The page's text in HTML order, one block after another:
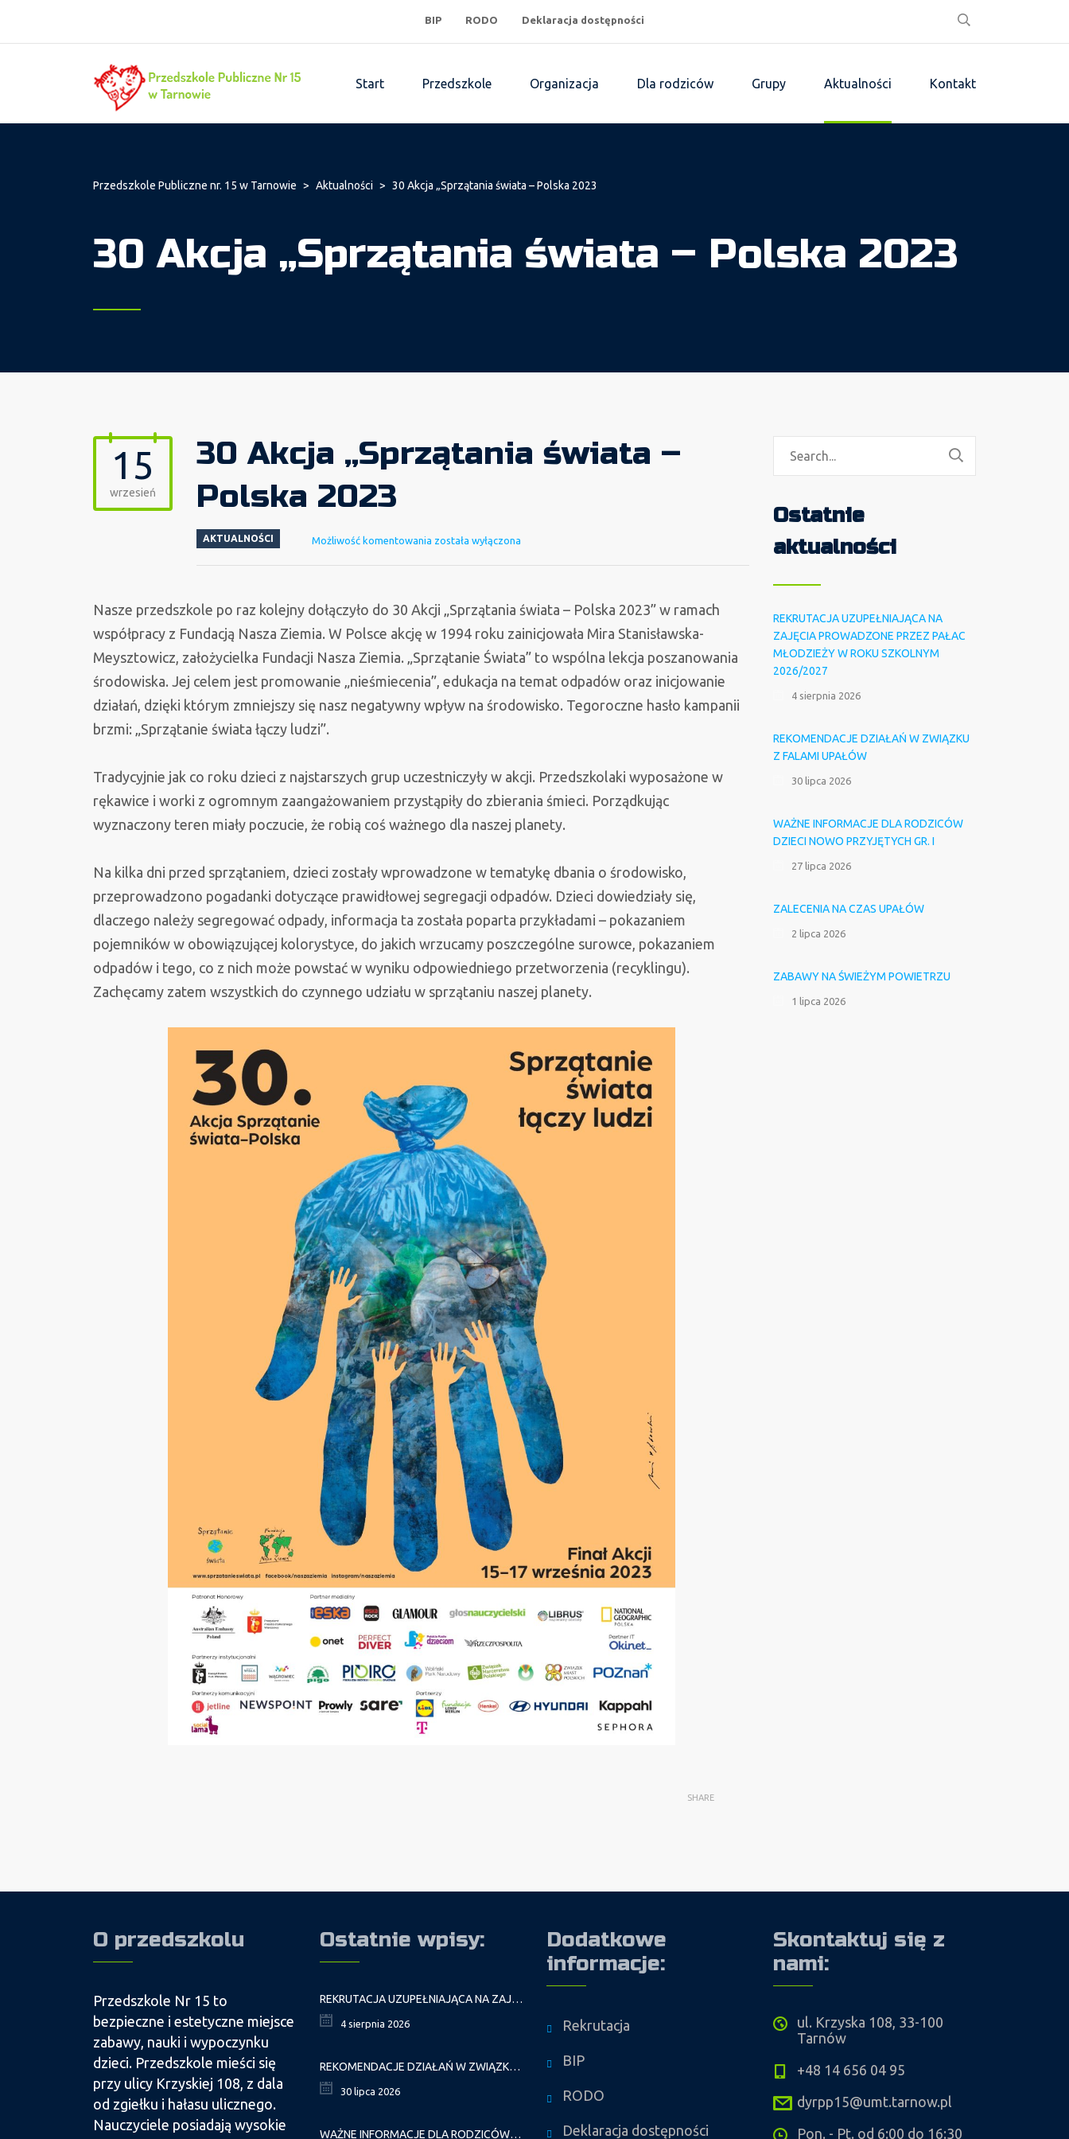
BIP RODO Deklaracja dostępności
Start Przedszkole Organizacja Dla rodziców Grupy Aktualności Kontakt
Przedszkole Publiczne nr. 15 w Tarnowie > Aktualności > 30 Akcja „Sprzątania świata – Polska 2023
30 Akcja „Sprzątania świata – Polska 2023
15
wrzesień
30 Akcja „Sprzątania świata –
Polska 2023
AKTUALNOŚCI Możliwość komentowania 30
świata
–
Polska
2023
została wyłączona
Nasze przedszkole po raz kolejny dołączyło do 30 Akcji „Sprzątania świata – Polska 2023” w ramach
współpracy z Fundacją Nasza Ziemia. W Polsce akcję w 1994 roku zainicjowała Mira Stanisławska-
Meysztowicz, założycielka Fundacji Nasza Ziemia. „Sprzątanie Świata” to wspólna lekcja poszanowania
środowiska. Jej celem jest promowanie „nieśmiecenia”, edukacja na temat odpadów oraz inicjowanie
działań, dzięki którym zmniejszy się nasz negatywny wpływ na środowisko. Tegoroczne hasło kampanii
brzmi: „Sprzątanie świata łączy ludzi”.
Tradycyjnie jak co roku dzieci z najstarszych grup uczestniczyły w akcji. Przedszkolaki wyposażone w
rękawice i worki z ogromnym zaangażowaniem przystąpiły do zbierania śmieci. Porządkując
wyznaczony teren miały poczucie, że robią coś ważnego dla naszej planety.
Na kilka dni przed sprzątaniem, dzieci zostały wprowadzone w tematykę dbania o środowisko,
przeprowadzono pogadanki dotyczące prawidłowej segregacji odpadów. Dzieci dowiedziały się,
dlaczego należy segregować odpady, informacja ta została poparta przykładami – pokazaniem
pojemników w obowiązującej kolorystyce, do jakich wrzucamy poszczególne surowce, pokazaniem
odpadów i tego, co z nich może powstać w wyniku odpowiedniego przetworzenia (recyklingu).
Zachęcamy zatem wszystkich do czynnego udziału w sprzątaniu naszej planety.
SHARE
Ostatnie
aktualności
REKRUTACJA UZUPEŁNIAJĄCA NA
ZAJĘCIA PROWADZONE PRZEZ PAŁAC
MŁODZIEŻY W ROKU SZKOLNYM
2026/2027
4 sierpnia 2026
REKOMENDACJE DZIAŁAŃ W ZWIĄZKU
Z FALAMI UPAŁÓW
30 lipca 2026
WAŻNE INFORMACJE DLA RODZICÓW
DZIECI NOWO PRZYJĘTYCH GR. I
27 lipca 2026
ZALECENIA NA CZAS UPAŁÓW
2 lipca 2026
ZABAWY NA ŚWIEŻYM POWIETRZU
1 lipca 2026
O przedszkolu
Przedszkole Nr 15 to
bezpieczne i estetyczne miejsce
zabawy, nauki i wypoczynku
dzieci. Przedszkole mieści się
przy ulicy Krzyskiej 108, z dala
od zgiełku i hałasu ulicznego.
Nauczyciele posiadają wysokie
Ostatnie wpisy:
REKRUTACJA UZUPEŁNIAJĄCA NA ZAJĘCIA PROWADZONE PRZEZ PAŁAC MŁODZIEŻY W ROKU SZKOLNYM 2026/2027
4 sierpnia 2026
REKOMENDACJE DZIAŁAŃ W ZWIĄZKU Z FALAMI UPAŁÓW
30 lipca 2026
WAŻNE INFORMACJE DLA RODZICÓW DZIECI NOWO PRZYJĘTYCH GR. I
Dodatkowe
informacje:
Rekrutacja
BIP
RODO
Deklaracja dostępności
Skontaktuj się z
nami:
ul. Krzyska 108, 33-100
Tarnów
+48 14 656 04 95
dyrpp15@umt.tarnow.pl
Pon. - Pt. od 6:00 do 16:30